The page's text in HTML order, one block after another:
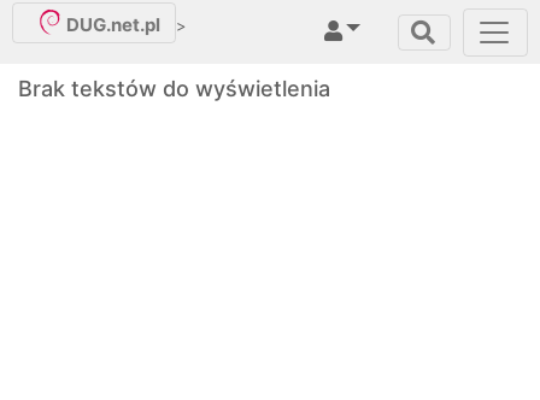
DUG.net.pl >
Brak tekstów do wyświetlenia